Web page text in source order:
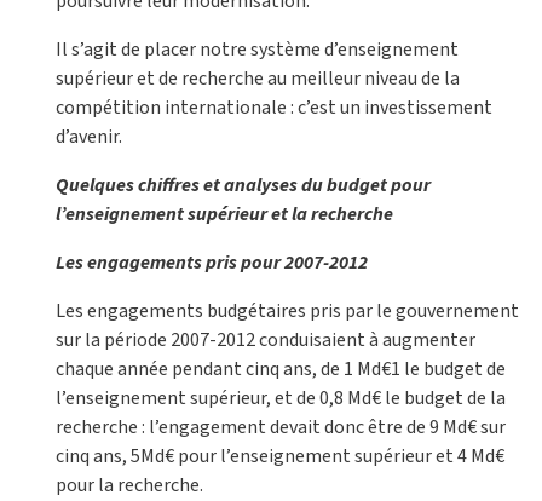
Il s’agit de placer notre système d’enseignement
supérieur et de recherche au meilleur niveau de la
compétition internationale : c’est un investissement
d’avenir.
Quelques chiffres et analyses du budget pour
l’enseignement supérieur et la recherche
Les engagements pris pour 2007-2012
Les engagements budgétaires pris par le gouvernement
sur la période 2007-2012 conduisaient à augmenter
chaque année pendant cinq ans, de 1 Md€1 le budget de
l’enseignement supérieur, et de 0,8 Md€ le budget de la
recherche : l’engagement devait donc être de 9 Md€ sur
cinq ans, 5Md€ pour l’enseignement supérieur et 4 Md€
pour la recherche.